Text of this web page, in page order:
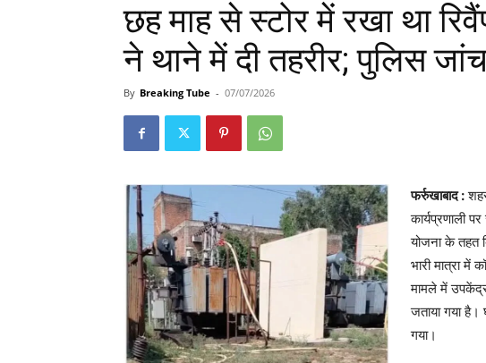
छह माह से स्टोर में रखा था
ने थाने में दी तहरीर; पुलिस
By Breaking Tube - 07/07/2026
फर्रुखाबाद :
कार्यप्रणाली
योजना के तहत
भारी मात्रा में
मामले में
जताया गया
गया।